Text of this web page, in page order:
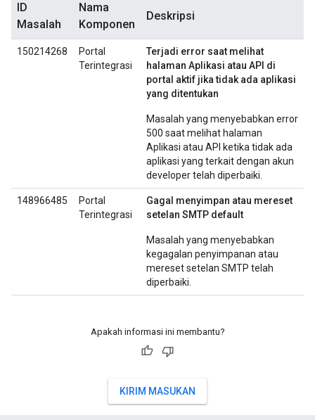
ID
Masalah
Nama
Komponen
Deskripsi
150214268
Portal
Terintegrasi
Terjadi error saat melihat
halaman Aplikasi atau API di
portal aktif jika tidak ada aplikasi
yang ditentukan
Masalah yang menyebabkan error
500 saat melihat halaman
Aplikasi atau API ketika tidak ada
aplikasi yang terkait dengan akun
developer telah diperbaiki.
148966485
Portal
Terintegrasi
Gagal menyimpan atau mereset
setelan SMTP default
Masalah yang menyebabkan
kegagalan penyimpanan atau
mereset setelan SMTP telah
diperbaiki.
Apakah informasi ini membantu?
KIRIM MASUKAN